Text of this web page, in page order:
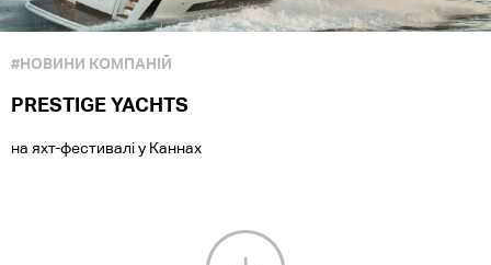
#НОВИНИ КОМПАНІЙ
PRESTIGE YACHTS
на яхт-фестивалі у Каннах